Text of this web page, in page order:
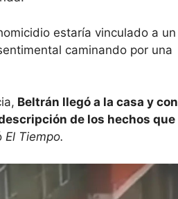
estaría vinculado a un
caminando por una
Beltrán llegó a la casa y con
de los hechos que
El Tiempo.